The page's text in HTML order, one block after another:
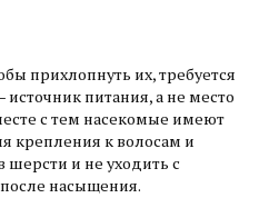
прихлопнуть их, требуется
источник питания, а не место
с тем насекомые имеют
крепления к волосам и
шерсти и не уходить с
насыщения.